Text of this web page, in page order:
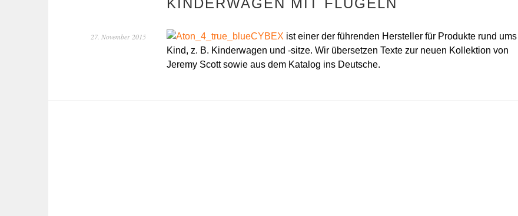
KINDERWAGEN MIT FLÜGELN
27. November 2015 CYBEX ist einer der führenden Hersteller für Produkte rund ums
Kind, z. B. Kinderwagen und -sitze. Wir übersetzen Texte zur neuen Kollektion von
Jeremy Scott sowie aus dem Katalog ins Deutsche.